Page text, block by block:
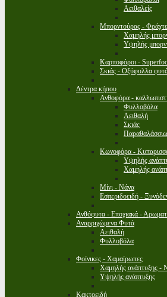
Αειθαλείς
Μπορντούρας -
Χαμηλής
Υψηλής
Καρποφόροι -
Σκιάς - Οξύφυλλα
Δέντρα κήπου
Ανθοφόρα -
Φυλλοβόλα
Αειθαλή
Σκιάς
Κωνοφόρα -
Υψηλής
Χαμηλής
Μίνι - Νάνα
Εσπεριδοειδή -
Ανθόφυτα - Εποχιακά -
Αναρριχώμενα Φυτά
Αειθαλή
Φυλλοβόλα
Φοίνικες - Χαμαίρωπες
Χαμηλής ανάπτυξης -
Υψηλής ανάπτυξης
Κακτοειδή